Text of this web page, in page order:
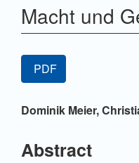
Macht und
Artikel-
Sidebar
PDF
Dominik Meier,
Abstract